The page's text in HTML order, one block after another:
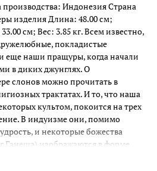
Индонезия Страна
изделия Длина: 48.00 см;
см; Вес: 3.85 кг. Всем известно,
покладистые
еще наши пращуры, когда начали
в диких джунглях. О
слонов можно прочитать в
трактатах. И то, что наша
культом, покоится на трех
В индуизме они, помимо
и некоторые божества
Ганеша) изображаются в форме
дань этим восточным